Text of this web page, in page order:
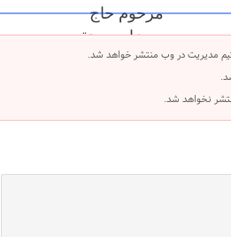
مرحوم حاج
میرزامحمدتقی
نصیرالاسلامی
مدیریت در وب منتشر خواهد شد.
نخواهد شد.